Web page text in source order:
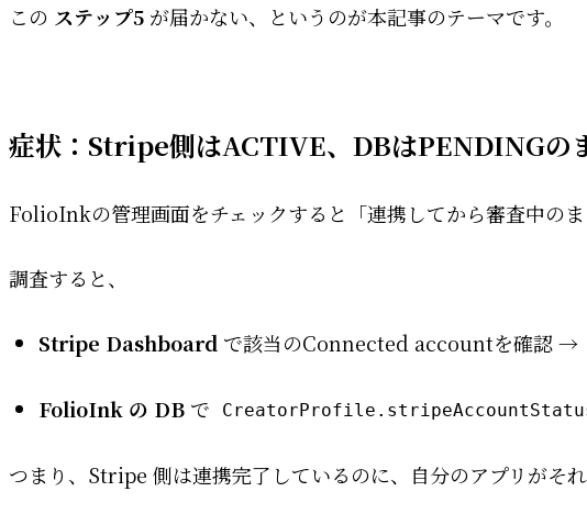
この ステップ5 が届かない、というのが本記事のテーマです。
症状：Stripe側はACTIVE、DBはPENDINGの
FolioInkの管理画面をチェックすると「連携してから審査中の
調査すると、
Stripe Dashboard で該当のConnected accountを確認 →
FolioInk の DB で
つまり、Stripe 側は連携完了しているのに、自分のアプリがそれ